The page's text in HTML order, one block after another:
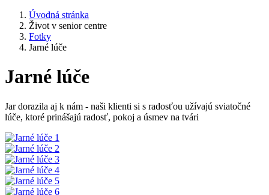
Úvodná stránka
Život v senior centre
Fotky
Jarné lúče
Jarné lúče
Jar dorazila aj k nám - naši klienti si s radosťou užívajú sviatočné
lúče, ktoré prinášajú radosť, pokoj a úsmev na tvári